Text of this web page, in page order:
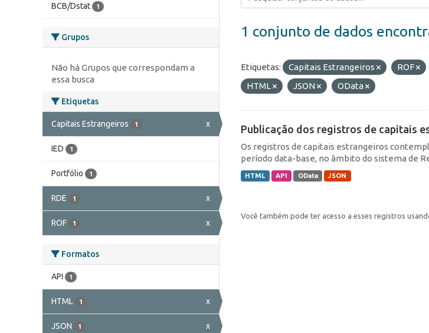
BCB/Dstat 1
Grupos
Não há Grupos que correspondam a
essa busca
Etiquetas
Capitais Estrangeiros 1 x
IED 1
Portfólio 1
RDE 1 x
ROF 1 x
Formatos
API 1
HTML 1 x
JSON 1 x
1 conjunto de dados
Etiquetas: Capitais Estrangeiros ROF
HTML
JSON OData
Publicação dos registros de capitais
Os registros de capitais estrangeiros
período data-base, no âmbito do sistema de
HTML API OData JSON
Você também pode ter acesso a esses registros